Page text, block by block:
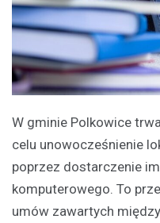
W gminie Polkowice
celu unowocześnienie
poprzez dostarczenie
komputerowego. To
umów zawartych